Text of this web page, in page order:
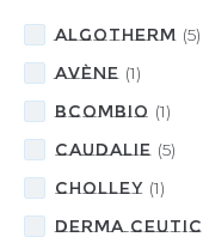
ALGOTHERM (5)
Avène (1)
BcomBIO (1)
CAUDALIE (5)
CHOLLEY (1)
DERMA CEUTIC